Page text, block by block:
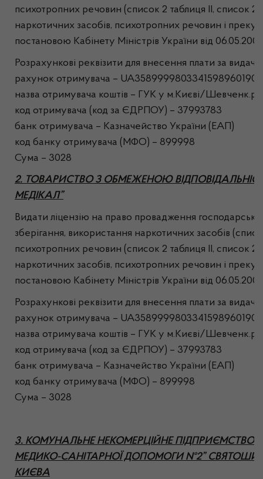
психотропних речовин (список 2 таблиця ІІ, список 2
наркотичних засобів, психотропних речовин і
постановою Кабінету Міністрів України від
Розрахункові реквізити для внесення плати за видачу
рахунок отримувача –
назва отримувача коштів – ГУК у м.Києві/
код отримувача (код за ЄДРПОУ) – 37993783
банк отримувача – Казначейство України (ЕАП)
код банку отримувача (МФО) – 899998
Сума – 3028
2. ТОВАРИСТВО З ОБМЕЖЕНОЮ
МЕДІКАЛ”
Видати ліцензію на право провадження
зберігання, використання наркотичних засобів
психотропних речовин (список 2 таблиця ІІ, список 2
наркотичних засобів, психотропних речовин і
постановою Кабінету Міністрів України від
Розрахункові реквізити для внесення плати за видачу
рахунок отримувача –
назва отримувача коштів – ГУК у м.Києві/
код отримувача (код за ЄДРПОУ) – 37993783
банк отримувача – Казначейство України (ЕАП)
код банку отримувача (МФО) – 899998
Сума – 3028
3. КОМУНАЛЬНЕ НЕКОМЕРЦІЙНЕ ПІДПРИЄМСТВО
МЕДИКО-САНІТАРНОЇ ДОПОМОГИ №2”
КИЄВА